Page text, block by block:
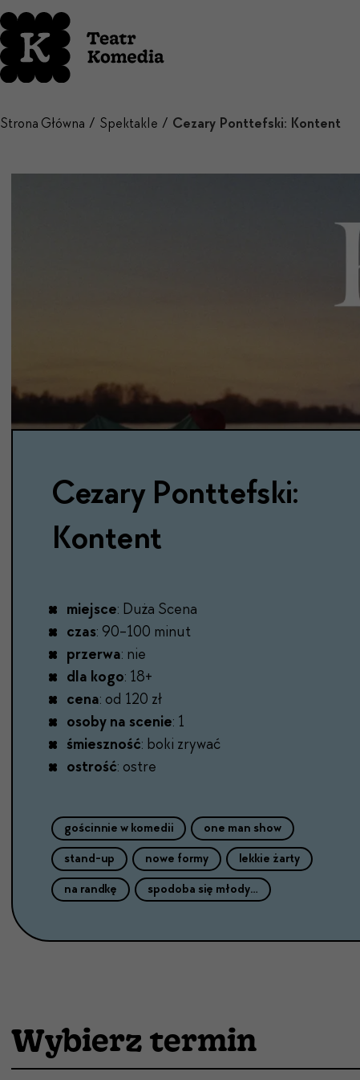
Strona Główna Spektakle Cezary Ponttefski: Kontent
Cezary Ponttefski:
Kontent
miejsce: Duża Scena
czas: 90-100 minut
przerwa: nie
dla kogo: 18+
cena: od 120 zł
osoby na scenie: 1
śmieszność: boki zrywać
ostrość: ostre
gościnnie w komedii
one man show
stand-up
nowe formy
lekkie żarty
na randkę
spodoba się młodym
Wybierz termin